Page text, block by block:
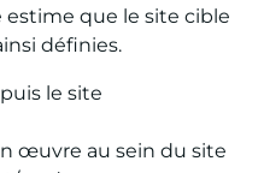
estime que le site cible
définies.
le site
œuvre au sein du site